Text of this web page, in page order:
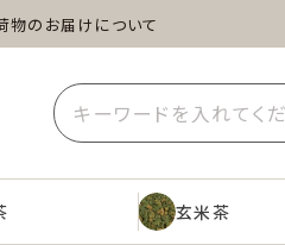
物のお届けについて
玄米茶